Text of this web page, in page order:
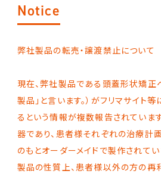
Notice
弊社製品の転売・譲渡禁止について
現在、弊社製品である頭蓋形状矯正
製品」と言います。）がフリマサイト
るという情報が複数報告されていま
器であり、患者様それぞれの治療計
のもとオーダーメイドで製作されてい
製品の性質上、患者様以外の方の再